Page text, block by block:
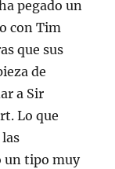
pegado un
con Tim
que sus
de
a Sir
Lo que
un tipo muy